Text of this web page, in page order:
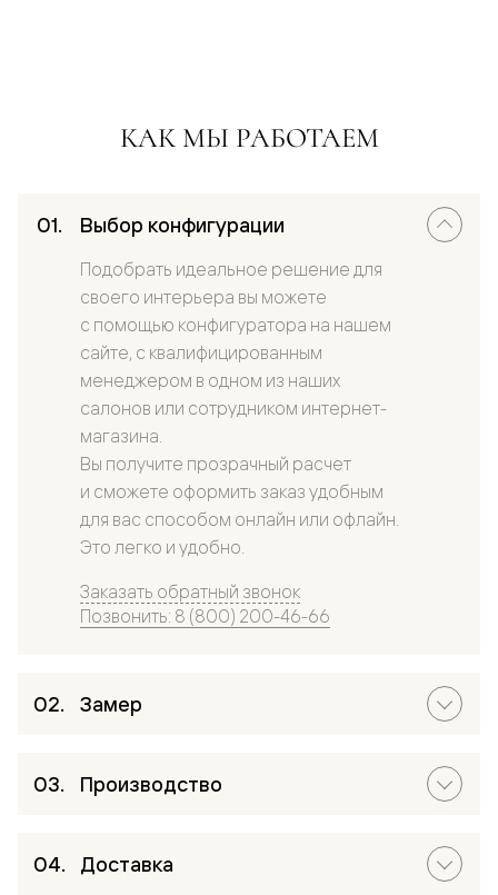
КАК МЫ РАБОТАЕМ
Выбор конфигурации
Подобрать идеальное решение для
своего интерьера вы можете
с помощью конфигуратора на нашем
сайте, с квалифицированным
менеджером в одном из наших
салонов или сотрудником интернет-
магазина.
Вы получите прозрачный расчет
и сможете оформить заказ удобным
для вас способом онлайн или офлайн.
Это легко и удобно.
Заказать обратный звонок
Позвонить: 8 (800) 200-46-66
Замер
Производство
Доставка